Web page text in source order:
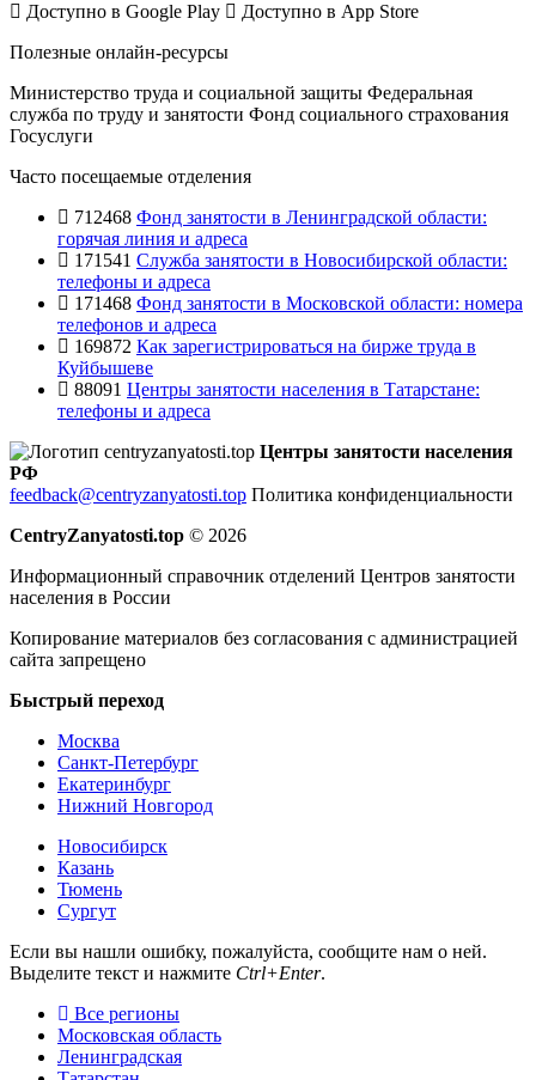
Доступно в Google Play Доступно в App Store
Полезные онлайн-ресурсы
Министерство труда и социальной защиты Федеральная
служба по труду и занятости Фонд социального страхования
Госуслуги
Часто посещаемые отделения
712468 Фонд занятости в Ленинградской области:
горячая линия и адреса
171541 Служба занятости в Новосибирской области:
телефоны и адреса
171468 Фонд занятости в Московской области: номера
телефонов и адреса
169872 Как зарегистрироваться на бирже труда в
Куйбышеве
88091 Центры занятости населения в Татарстане:
телефоны и адреса
Центры занятости населения
РФ
feedback@centryzanyatosti.top Политика конфиденциальности
CentryZanyatosti.top © 2026
Информационный справочник отделений Центров занятости
населения в России
Копирование материалов без согласования с администрацией
сайта запрещено
Быстрый переход
Москва
Санкт-Петербург
Екатеринбург
Нижний Новгород
Новосибирск
Казань
Тюмень
Сургут
Если вы нашли ошибку, пожалуйста, сообщите нам о ней.
Выделите текст и нажмите Ctrl+Enter.
Все регионы
Московская область
Ленинградская